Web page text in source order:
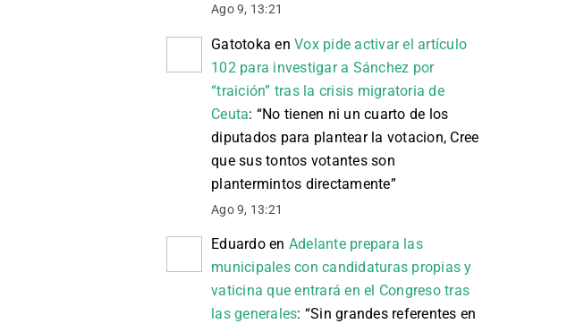
Ago 9, 13:21
Gatotoka en Vox pide activar el artículo
102 para investigar a Sánchez por
“traición” tras la crisis migratoria de
Ceuta: “No tienen ni un cuarto de los
diputados para plantear la votacion, Cree
que sus tontos votantes son
plantermintos directamente”
Ago 9, 13:21
Eduardoen Adelante prepara las
municipales con candidaturas propias y
vaticina que entrará en el Congreso tras
las generales: “Sin grandes referentes en